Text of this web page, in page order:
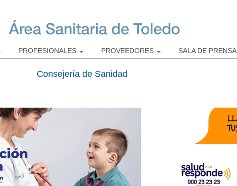
principal
PROFESIONALES PROVEEDORES SALA DE PRENSA
Consejería de Sanidad